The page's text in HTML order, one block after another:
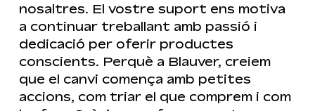
nosaltres. El vostre suport ens motiva
a continuar treballant amb passió i
dedicació per oferir productes
conscients. Perquè a Blauver, creiem
que el canvi comença amb petites
accions, com triar el que comprem i com